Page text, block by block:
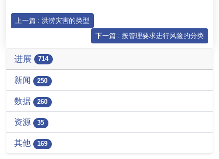
上一篇 : 洪涝灾害的类型
下一篇 : 按管理要求进行风险的分类
进展 714
新闻 250
数据 260
资源 35
其他 169